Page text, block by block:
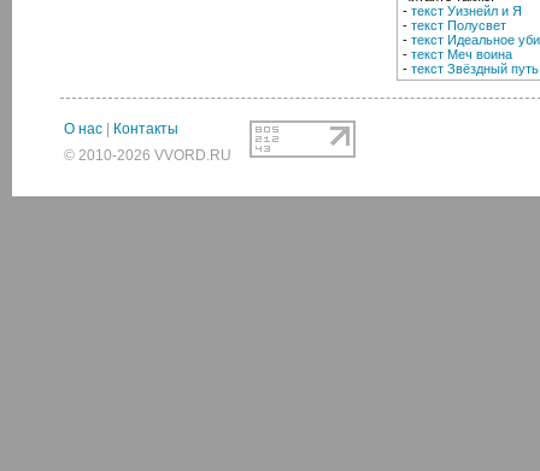
- текст Уизнейл и Я
- текст Полусвет
- текст Идеальное
- текст Меч воина
- текст Звёздный
О нас
Контакты
© 2010-2026 VVORD.RU